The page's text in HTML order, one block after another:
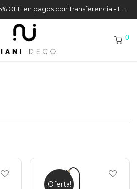
12 Cuotas sin Interés - 🔥 5% OFF en pagos con Transferencia - Envíos a todo el País
0
¡Oferta!